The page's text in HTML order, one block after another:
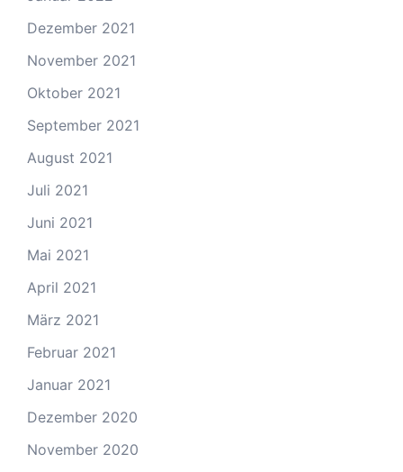
Dezember 2021
November 2021
Oktober 2021
September 2021
August 2021
Juli 2021
Juni 2021
Mai 2021
April 2021
März 2021
Februar 2021
Januar 2021
Dezember 2020
November 2020